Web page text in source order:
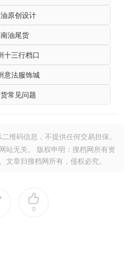
原创设计
南油尾货
十三行档口
意法服饰城
常见问题
维码信息，不提供任何交易担保。
站无关。 版权申明：搜档网所有资
文章归搜档网所有，侵权必究。
0